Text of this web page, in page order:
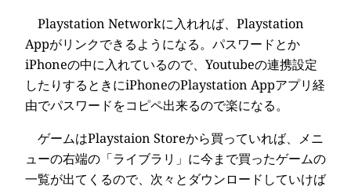
Playstation Networkに入れれば、Playstation
Appがリンクできるようになる。パスワードとか
iPhoneの中に入れているので、Youtubeの連携設定
したりするときにiPhoneのPlaystation Appアプリ経
由でパスワードをコピペ出来るので楽になる。
ゲームはPlaystaion Storeから買っていれば、メニ
ューの右端の「ライブラリ」に今まで買ったゲームの
一覧が出てくるので、次々とダウンロードしていけば